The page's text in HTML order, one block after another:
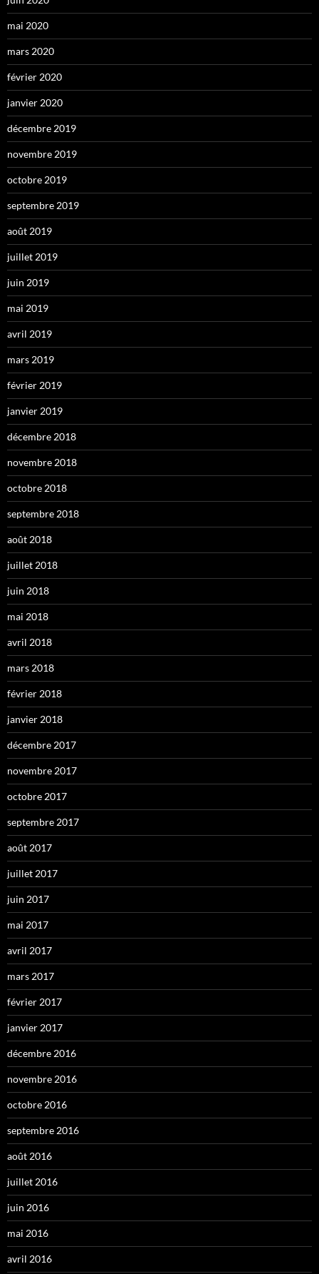
mai 2020
mars 2020
février 2020
janvier 2020
décembre 2019
novembre 2019
octobre 2019
septembre 2019
août 2019
juillet 2019
juin 2019
mai 2019
avril 2019
mars 2019
février 2019
janvier 2019
décembre 2018
novembre 2018
octobre 2018
septembre 2018
août 2018
juillet 2018
juin 2018
mai 2018
avril 2018
mars 2018
février 2018
janvier 2018
décembre 2017
novembre 2017
octobre 2017
septembre 2017
août 2017
juillet 2017
juin 2017
mai 2017
avril 2017
mars 2017
février 2017
janvier 2017
décembre 2016
novembre 2016
octobre 2016
septembre 2016
août 2016
juillet 2016
juin 2016
mai 2016
avril 2016